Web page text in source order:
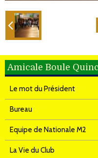
Amicale Boule
Le mot du Président
Bureau
Equipe de Nationale M2
La Vie du Club